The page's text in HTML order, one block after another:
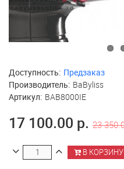
Доступность: Предзаказ
Производитель: BaByliss
Артикул: BAB8000IE
17 100.00 р. 23
В КОРЗИНУ